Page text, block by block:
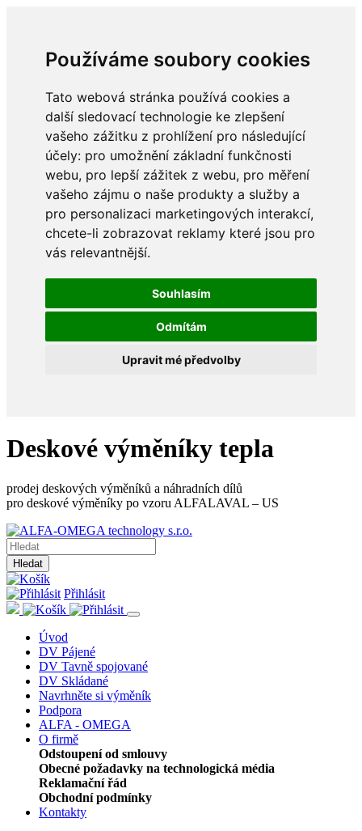
Používáme soubory cookies
Tato webová stránka používá cookies a
další sledovací technologie ke zlepšení
vašeho zážitku z prohlížení pro následující
účely: pro umožnění základní funkčnosti
webu, pro lepší zážitek z webu, pro měření
vašeho zájmu o naše produkty a služby a
pro personalizaci marketingových interakcí,
chcete-li zobrazovat reklamy které jsou pro
vás relevantnější.
Souhlasím
Odmítám
Upravit mé předvolby
Deskové výměníky tepla
prodej deskových výměníků a náhradních dílů
pro deskové výměníky po vzoru ALFALAVAL – US
Hledat
Přihlásit
Úvod
DV Pájené
DV Tavně spojované
DV Skládané
Navrhněte si výměník
Podpora
ALFA - OMEGA
O firmě
Odstoupení od smlouvy
Obecné požadavky na technologická média
Reklamační řád
Obchodní podmínky
Kontakty